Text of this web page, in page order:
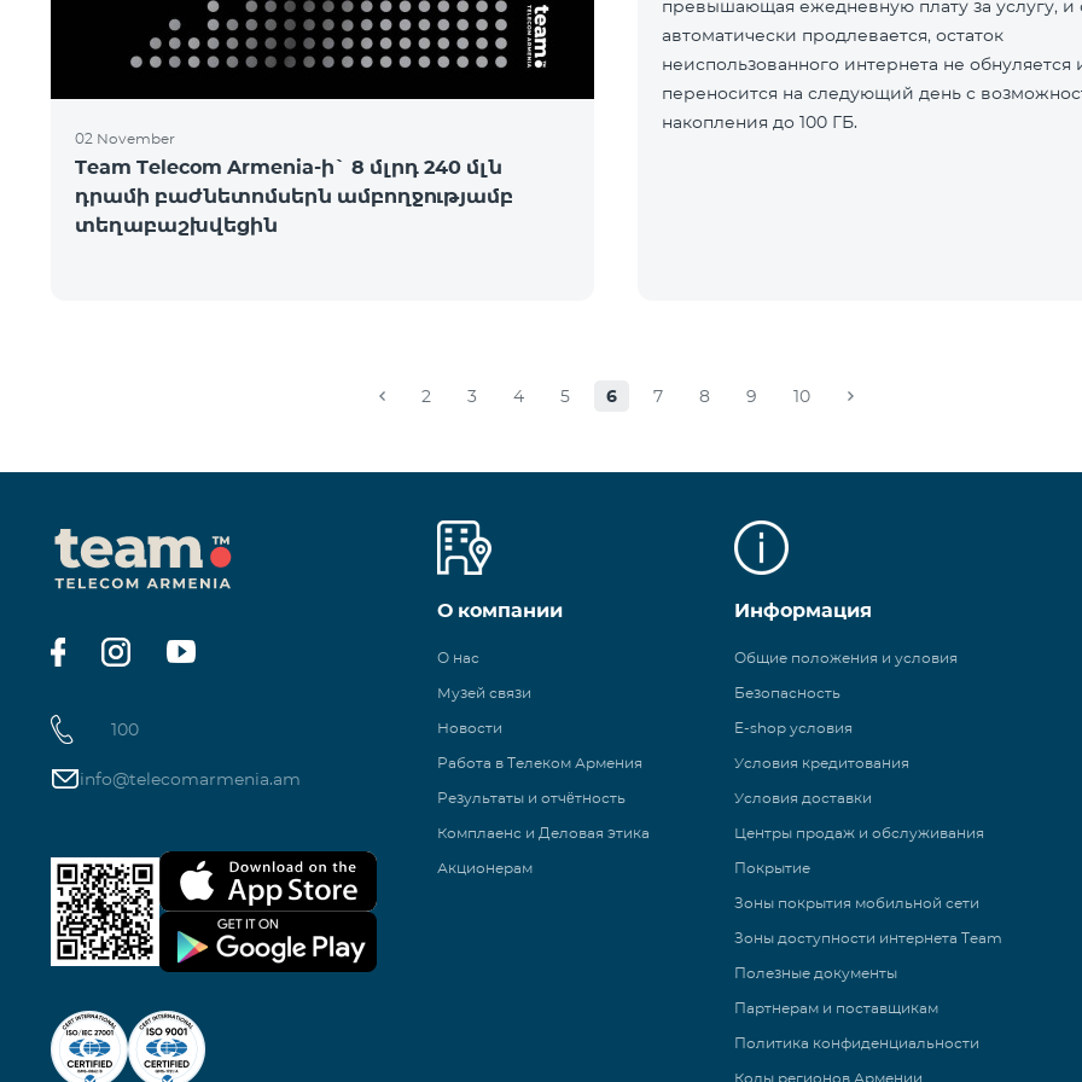
02 November
Team Telecom Armenia-ի` 8 մլրդ 240 մլն
դրամի բաժնետոմսերն ամբողջությամբ
տեղաբաշխվեցին
превышающая ежедневную плату за услугу, и
автоматически продлевается, остаток
неиспользованного интернета не обнуляется
переносится на следующий день с
накопления до 100 ГБ.
2 3 4 5 6 7 8 9 10
100
info@telecomarmenia.am
О компании
О нас
Музей связи
Новости
Работа в Телеком Армения
Результаты и отчётность
Комплаенс и Деловая этика
Акционерам
Информация
Общие положения и условия
Безопасность
E-shop условия
Условия кредитования
Условия доставки
Центры продаж и обслуживания
Покрытие
Зоны покрытия мобильной сети
Зоны доступности интернета Team
Полезные документы
Партнерам и поставщикам
Политика конфиденциальности
Коды регионов Армении